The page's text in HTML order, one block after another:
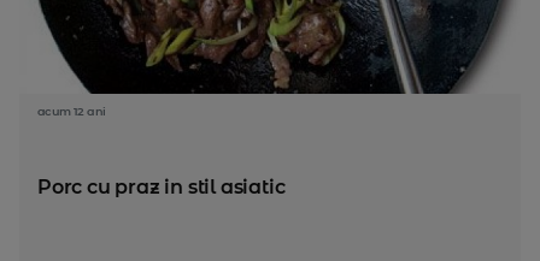
acum 12 ani
Porc cu praz in stil asiatic